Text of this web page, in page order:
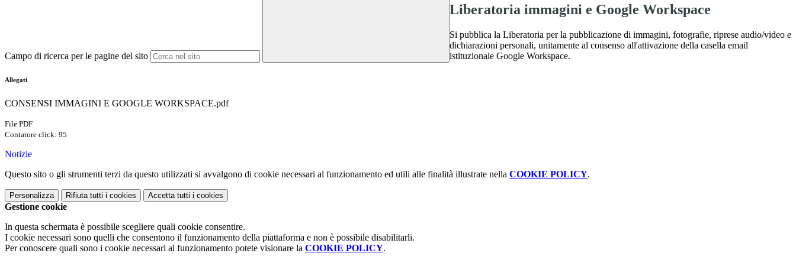
Campo di ricerca per le pagine del sito
Liberatoria immagini e Google Workspace
Si pubblica la Liberatoria per la pubblicazione di immagini, fotografie, riprese audio/video e
dichiarazioni personali, unitamente al consenso all'attivazione della casella email
istituzionale Google Workspace.
Allegati
CONSENSI IMMAGINI E GOOGLE WORKSPACE.pdf
File PDF
Contatore click: 95
Notizie
Questo sito o gli strumenti terzi da questo utilizzati si avvalgono di cookie necessari al funzionamento ed utili alle finalità illustrate nella COOKIE POLICY.
Personalizza Rifiuta tutti i cookies Accetta tutti i cookies
Gestione cookie
In questa schermata è possibile scegliere quali cookie consentire.
I cookie necessari sono quelli che consentono il funzionamento della piattaforma e non è possibile disabilitarli.
Per conoscere quali sono i cookie necessari al funzionamento potete visionare la COOKIE POLICY.